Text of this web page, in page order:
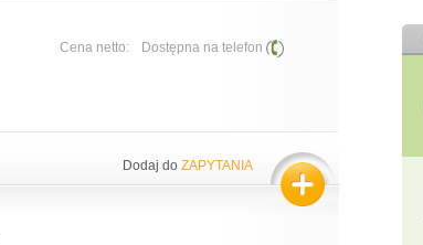
Cena netto: Dostępna na telefon
Dodaj do ZAPYTANIA